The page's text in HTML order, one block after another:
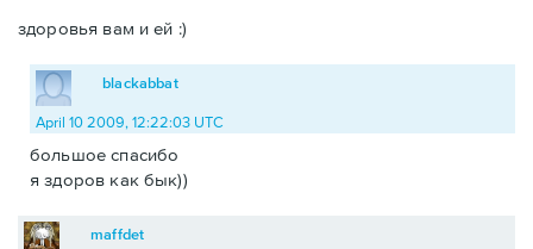
здоровья вам и ей :)
blackabbat
April 10 2009, 12:22:03 UTC
большое спасибо
я здоров как бык))
maffdet